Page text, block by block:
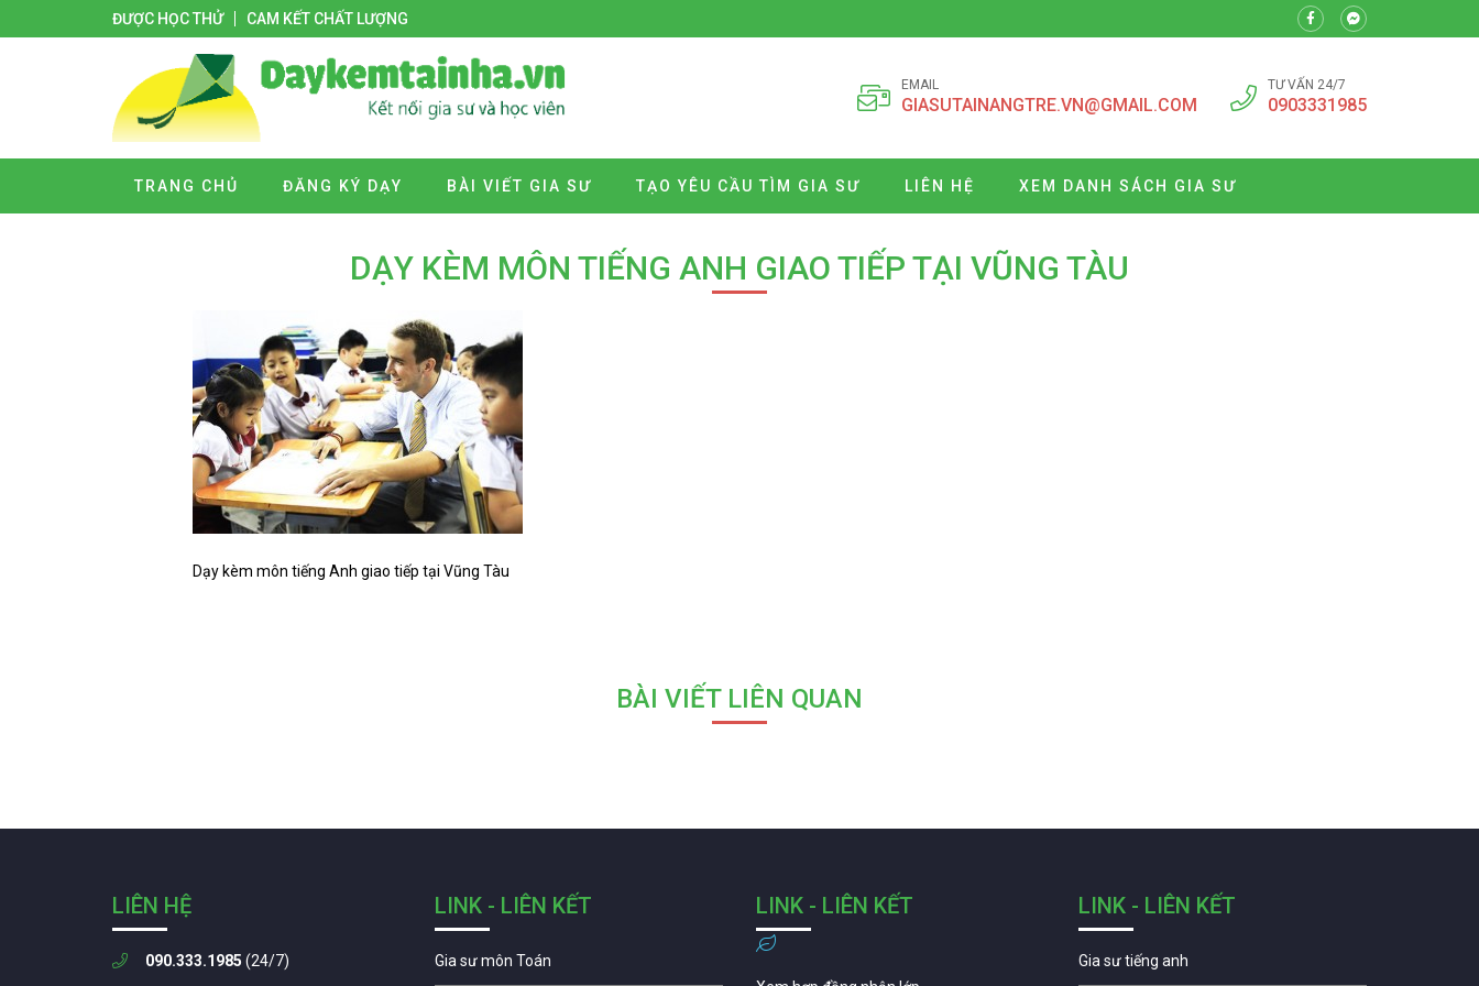
ĐƯỢC HỌC THỬ CAM KẾT CHẤT LƯỢNG
EMAIL
GIASUTAINANGTRE.VN@GMAIL.COM
TƯ VẤN 24/7
0903331985
TRANG CHỦ ĐĂNG KÝ DẠY BÀI VIẾT GIA SƯ TẠO YÊU CẦU TÌM GIA SƯ LIÊN HỆ XEM DANH SÁCH GIA SƯ
DẠY KÈM MÔN TIẾNG ANH GIAO TIẾP TẠI VŨNG TÀU
Dạy kèm môn tiếng Anh giao tiếp tại Vũng Tàu
BÀI VIẾT LIÊN QUAN
LIÊN HỆ
090.333.1985 (24/7)
LINK - LIÊN KẾT
Gia sư môn Toán
LINK - LIÊN KẾT LINK - LIÊN KẾT
Gia sư tiếng anh